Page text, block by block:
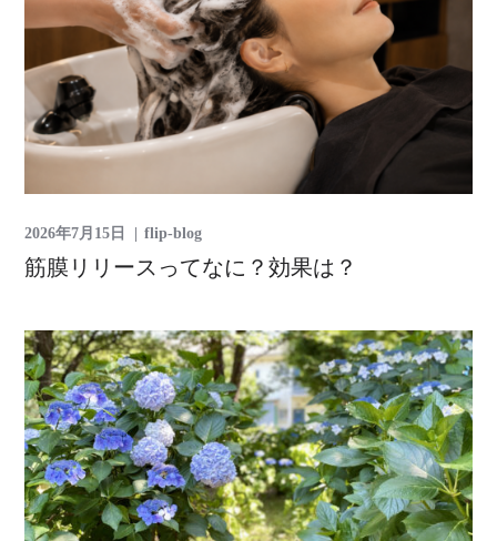
2026年7月15日 flip-blog
筋膜リリースってなに？効果は？